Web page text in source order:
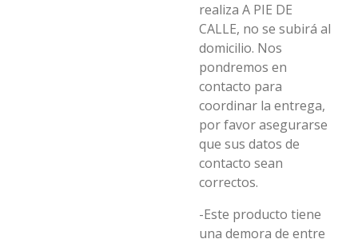
realiza A PIE DE
CALLE, no se subirá al
domicilio. Nos
pondremos en
contacto para
coordinar la entrega,
por favor asegurarse
que sus datos de
contacto sean
correctos.
-Este producto tiene
una demora de entre